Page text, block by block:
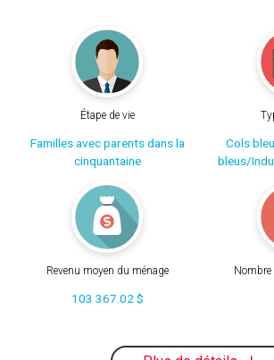
Étape de vie
Familles avec parents dans la
cinquantaine
Cols
bleus/
Revenu moyen du ménage
103 367.02 $